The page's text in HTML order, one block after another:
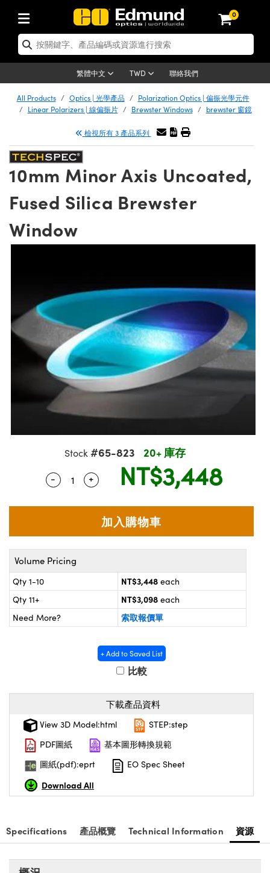
0
繁體中文 TWD 聯絡我們
| 光學產品
| 反射鏡
| 光學濾光片
Optics | 偏振光學元件
| 分光鏡
Components | SCHOTT 光學
| 紅外線光學產品
Sputtering) Coated Optics |
Optics | 雷射光學
| 雷射透鏡
| 雷射濾光片
| 超快光學
器
Assemblies | 雷射光學元件組装
| 雷射顯微鏡
Isolators | 晶體和隔離器
| 雷射偏光片
| 光機組件
System | 光學籠式系統
| 臺式系統
and Breadboards | 光學平臺和
| 顯微鏡
| Mitutoyo 物鏡
| Nikon 物鏡
| ZEISS 物鏡
Microscopes
Objectives
Objectives
Lighting |顯微鏡照明
體視顯微鏡系統
| 顯微鏡濾光片
Lenses | 變焦鏡頭模組
鏡
and Couplers | 中繼鏡或耦合鏡
Microscopes | 袖珍顯微鏡
鏡
| 雷射
and Electronics | 雷射量
Lenses | 成像鏡頭
Lenses | 定焦鏡頭
| 遠心鏡頭
Magnification Lenses
Accessories | 成像鏡頭配件
| 相機
Cameras | Gigabit乙太網相
Cameras | Teledyne Dalsa 相
Microscopy Cameras
Cameras | Allied Vision 相機
Labs Cameras™ | Lucid Vision
| Pixelink 相機
and Optomechanics | 相
Interface Cameras | 高速接口相
| 模擬相機
and Illumination | 照明
Lighting | 機器視覺光源
|顯微鏡照明
| 雷射光源
| 其他光源
Accessories | 光源配件
Targets | 測試板
Targets | 解析度測試板
Targets | 畸變測試版
Level Test Targets | 色卡測試板
and Detection | 測試與監測
| 光學度量
Solutions | 機器視覺方案
and Electronics | 雷射量
測器
大器
| 光度計
Tools | 量測工具
Components | 主動光學元件
and Detection
and Production | 實驗室和生產
| 清潔用品
Handling Tools | 零件夾持用品
| 光學膠
| 暗室器材
室套件
| 雷射防護
用選購
| 光譜儀
Imaging
Imaging
Processing
Tomography
By Brand
Development Systems
Labs™
Components | SCHOTT 光學
(UFI)
Products | 新品專區
Lenses
| 清倉品
| 清倉光學產品
| 清倉顯微鏡
Lenses | 清倉成像鏡頭
| 清倉相機
and Detection
and Production | 清倉實驗室
Products | 重新認證產品
| 重新認證光學產品
| 重新認證光機組
| 重新認證雷射
| 重新認證顯微鏡
Lenses | 重新認證成像鏡
| 重新認證相機
Targets
and Detection
and Production | 重新認證實
All Products Optics | 光學產品
Polarization Optics | 偏振光學元件
Linear Polarizers | 線偏振片
Brewster Windows brewster 窗鏡
檢視所有 3 產品系列
10mm Minor Axis Uncoated,
Fused Silica Brewster
Window
Stock #65-823 20+ 庫存
Quantity Selector
- Use the plus and minus buttons to
+ NT$3,448
Volume Pricing
Qty 1-10 NT$3,448 each
Qty 11+
NT$3,098 each
Need More?
索取報價單
+ Add to Saved List
比較
下載產品資料
View 3D Model:html
STEP:step
PDF圖紙
基本圖形轉換規範
圖紙(pdf):eprt
EO Spec Sheet
Download All
Specifications 產品概覽 Technical Information 資源